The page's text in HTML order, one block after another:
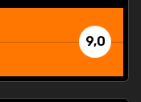
9,0